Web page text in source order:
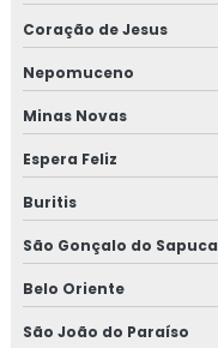
Treinamento em
Treinamento em boas
Treinamento em
Treinamento em
Treinamento em
Treinamento para
Coração de Jesus
Nepomuceno
Minas Novas
Espera Feliz
Buritis
São Gonçalo do
Belo Oriente
São João do Paraíso